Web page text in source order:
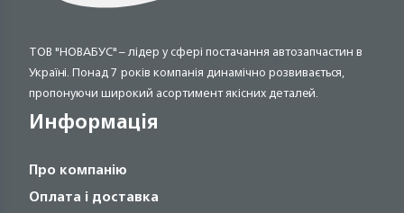
ТОВ "НОВАБУС" – лідер у сфері постачання автозапчастин в
Україні. Понад 7 років компанія динамічно розвивається,
пропонуючи широкий асортимент якісних деталей.
Информація
Про компанію
Оплата і доставка